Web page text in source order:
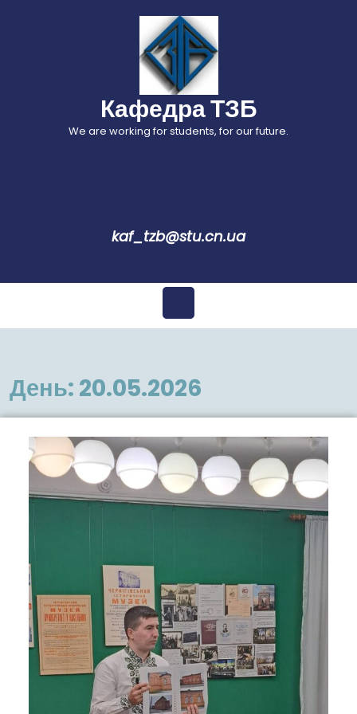
Кафедра ТЗБ
We are working for students, for our future.
kaf_tzb@stu.cn.ua
Відкрити
меню
День: 20.05.2026